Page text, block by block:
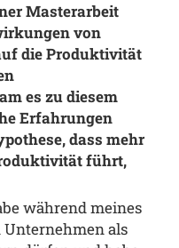
Masterarbeit
von
die Produktivität
es zu diesem
Erfahrungen
dass mehr
führt,
während meines
als